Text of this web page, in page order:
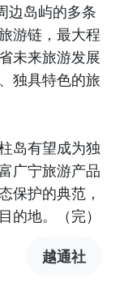
边岛屿的多条
游链，最大程
未来旅游发展
独具特色的旅
岛有望成为独
广宁旅游产品
保护的典范，
的地。（完）
越通社